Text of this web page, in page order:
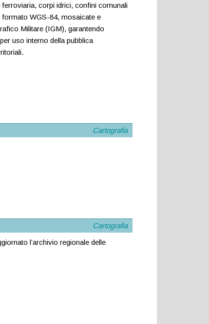
corpi idrici, confini comunali
WGS-84, mosaicate e
Militare (IGM), garantendo
uso interno della pubblica
Cartografia
Cartografia
l’archivio regionale delle